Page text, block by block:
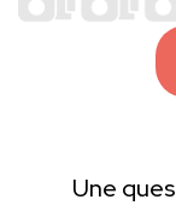
Une